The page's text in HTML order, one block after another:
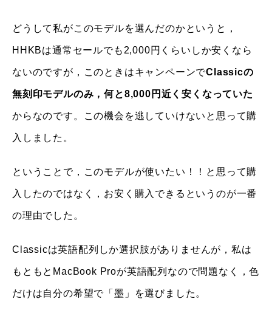
どうして私がこのモデルを選んだのかというと，
HHKBは通常セールでも2,000円くらいしか安くなら
ないのですが，このときはキャンペーンでClassicの
無刻印モデルのみ，何と8,000円近く安くなっていた
からなのです。この機会を逃していけないと思って購
入しました。
ということで，このモデルが使いたい！！と思って購
入したのではなく，お安く購入できるというのが一番
の理由でした。
Classicは英語配列しか選択肢がありませんが，私は
もともとMacBook Proが英語配列なので問題なく，色
だけは自分の希望で「墨」を選びました。